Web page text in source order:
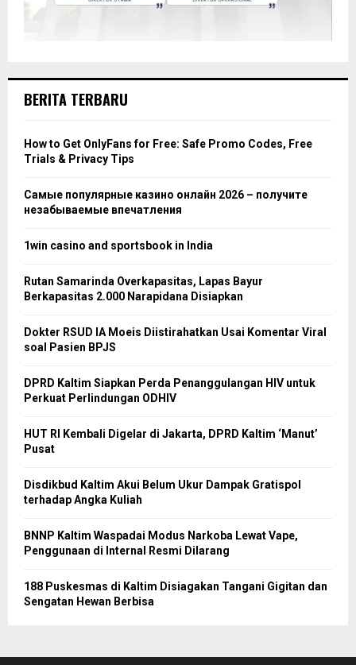
BERITA TERBARU
How to Get OnlyFans for Free: Safe Promo Codes, Free
Trials & Privacy Tips
Самые популярные казино онлайн 2026 – получите
незабываемые впечатления
1win casino and sportsbook in India
Rutan Samarinda Overkapasitas, Lapas Bayur
Berkapasitas 2.000 Narapidana Disiapkan
Dokter RSUD IA Moeis Diistirahatkan Usai Komentar Viral
soal Pasien BPJS
DPRD Kaltim Siapkan Perda Penanggulangan HIV untuk
Perkuat Perlindungan ODHIV
HUT RI Kembali Digelar di Jakarta, DPRD Kaltim ‘Manut’
Pusat
Disdikbud Kaltim Akui Belum Ukur Dampak Gratispol
terhadap Angka Kuliah
BNNP Kaltim Waspadai Modus Narkoba Lewat Vape,
Penggunaan di Internal Resmi Dilarang
188 Puskesmas di Kaltim Disiagakan Tangani Gigitan dan
Sengatan Hewan Berbisa